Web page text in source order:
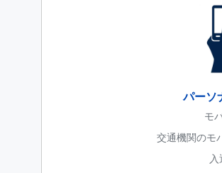
パーソ
モ
交通機関のモ